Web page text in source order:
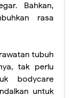
Bahkan,
rasa
tubuh
tak perlu
bodycare
untuk